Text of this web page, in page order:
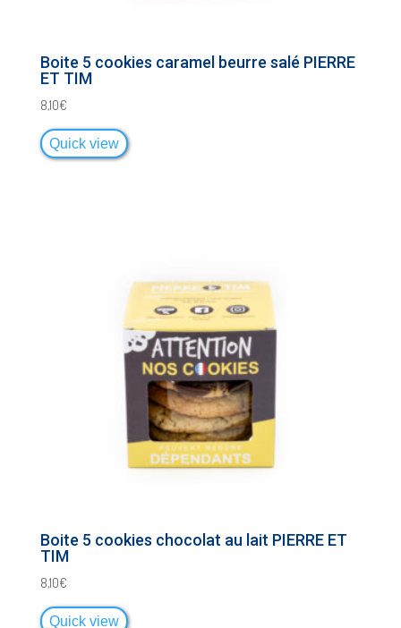
Boite 5 cookies caramel beurre salé PIERRE
ET TIM
8,10€
Quick view
Boite 5 cookies chocolat au lait PIERRE ET
TIM
8,10€
Quick view